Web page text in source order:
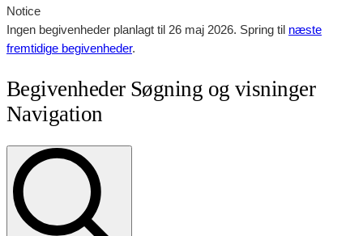
Notice
Ingen begivenheder planlagt til 26 maj 2026. Spring til næste
fremtidige begivenheder.
Begivenheder Søgning og visninger
Navigation